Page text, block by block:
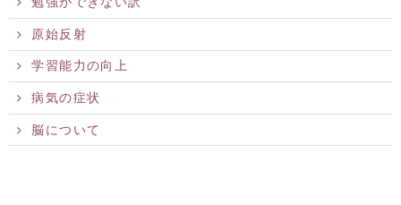
原始反射
学習能力の向上
病気の症状
脳について